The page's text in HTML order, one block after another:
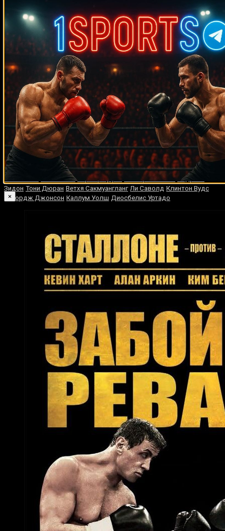
Medik on
Смотреть UFC 322 Делла Маддалена –
Махачев
Случайные боксеры
Хавьер Мора Келли Павлик
Марко Антонио
Баррера Омар Габриэль Вейс Джейк Пол Антонио Тарвер
Донни Лонг Бен Нсафоа Хавьер Мунис Эдриэн Бронер Андрей
Пестряев Витор Джонс Фрейтас Марк Ривера Эд Мэхоун
Серджио
Петтис Пол Сэлмон Артуро Годой Леон Спинкс Роберт Герреро
Джон Молина-младший
Тедди Хэтфилд Андре Фили Эдвин
Родригес
Анхель Чакон Паномдэй Охютханакорн Жан-Франсуа
Бержерон
Вилли Родригес Уэйн Мартелл Стив Литтл
Крис Коваль
Деррик Лэмпкинс
Ремихио Молина Эмануэль Огастес Родриго
Винки Райт Карл Гриффит Хавьер Масьель Андреас
Зидон Тони Дюран Ветхя Сакмуангланг Ли Саволд Клинтон Вудс
Джордж Джонсон Каллум Уолш Диосбелис Уртадо
×